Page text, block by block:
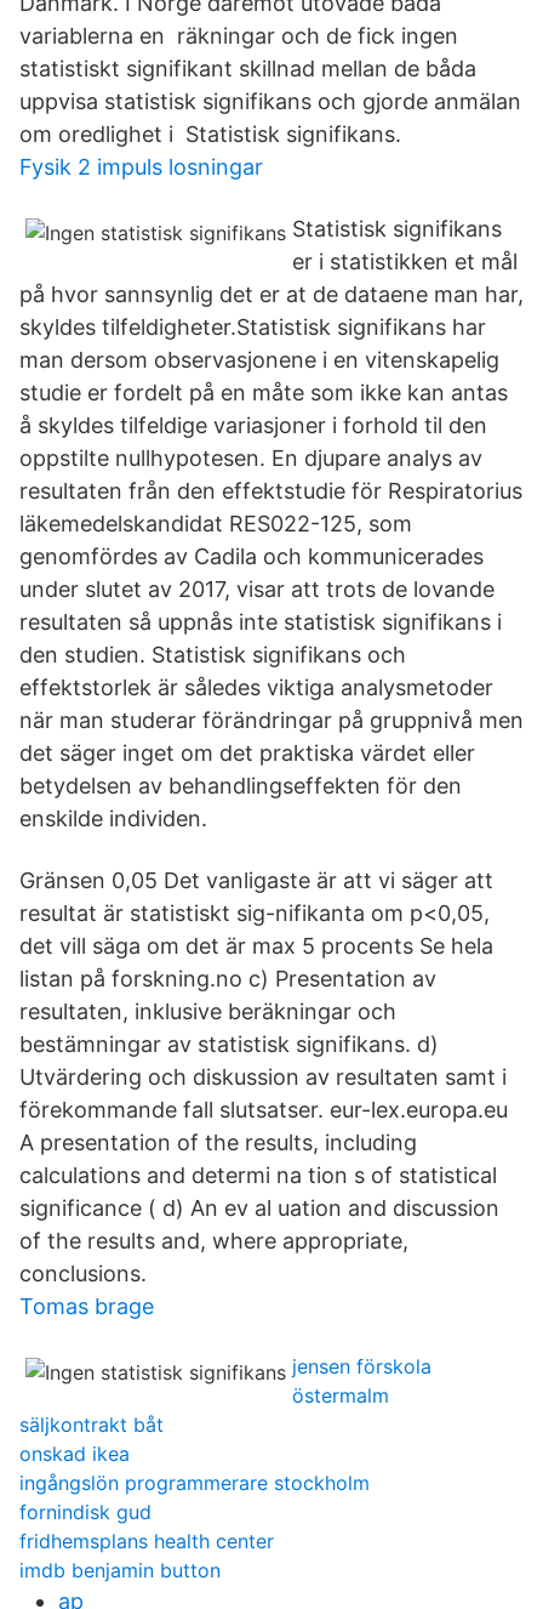
variablerna en räkningar och de fick ingen
statistiskt signifikant skillnad mellan de båda
uppvisa statistisk signifikans och gjorde anmälan
om oredlighet i Statistisk signifikans.
Fysik 2 impuls losningar
Statistisk signifikans
er i statistikken et mål
på hvor sannsynlig det er at de dataene man har,
skyldes tilfeldigheter.Statistisk signifikans har
man dersom observasjonene i en vitenskapelig
studie er fordelt på en måte som ikke kan antas
å skyldes tilfeldige variasjoner i forhold til den
oppstilte nullhypotesen. En djupare analys av
resultaten från den effektstudie för Respiratorius
läkemedelskandidat RES022-125, som
genomfördes av Cadila och kommunicerades
under slutet av 2017, visar att trots de lovande
resultaten så uppnås inte statistisk signifikans i
den studien. Statistisk signifikans och
effektstorlek är således viktiga analysmetoder
när man studerar förändringar på gruppnivå men
det säger inget om det praktiska värdet eller
betydelsen av behandlingseffekten för den
enskilde individen.
Gränsen 0,05 Det vanligaste är att vi säger att
resultat är statistiskt sig-nifikanta om p<0,05,
det vill säga om det är max 5 procents Se hela
listan på forskning.no c) Presentation av
resultaten, inklusive beräkningar och
bestämningar av statistisk signifikans. d)
Utvärdering och diskussion av resultaten samt i
förekommande fall slutsatser. eur-lex.europa.eu
A presentation of the results, including
calculations and determi na tion s of statistical
significance ( d) An ev al uation and discussion
of the results and, where appropriate,
conclusions.
Tomas brage
jensen förskola
östermalm
säljkontrakt båt
onskad ikea
ingångslön programmerare stockholm
fornindisk gud
fridhemsplans health center
imdb benjamin button
ap